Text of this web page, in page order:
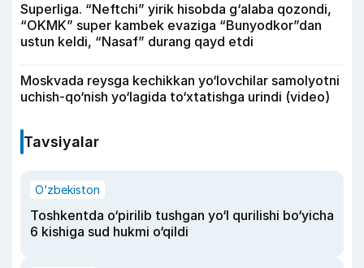
Superliga. “Neftchi” yirik hisobda g‘alaba qozondi,
“OKMK” super kambek evaziga “Bunyodkor”dan
ustun keldi, “Nasaf” durang qayd etdi
Moskvada reysga kechikkan yo‘lovchilar samolyotni
uchish-qo‘nish yo‘lagida to‘xtatishga urindi (video)
Tavsiyalar
O‘zbekiston
Toshkentda o‘pirilib tushgan yo‘l qurilishi bo‘yicha
6 kishiga sud hukmi o‘qildi